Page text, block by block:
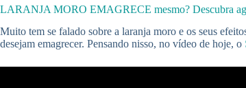
LARANJA MORO EMAGRECE mesmo? Descubra
Muito tem se falado sobre a laranja moro e os seus
desejam emagrecer. Pensando nisso, no vídeo de hoje, o